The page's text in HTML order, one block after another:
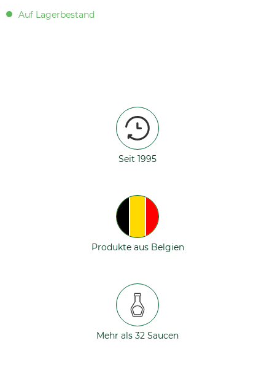
Auf Lagerbestand
Seit 1995
Produkte aus Belgien
Mehr als 32 Saucen